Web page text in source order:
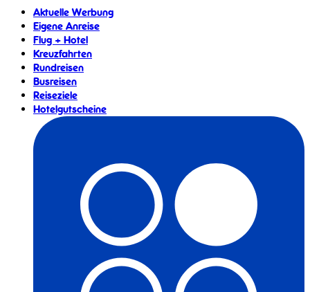
Aktuelle Werbung
Eigene Anreise
Flug + Hotel
Kreuzfahrten
Rundreisen
Busreisen
Reiseziele
Hotelgutscheine